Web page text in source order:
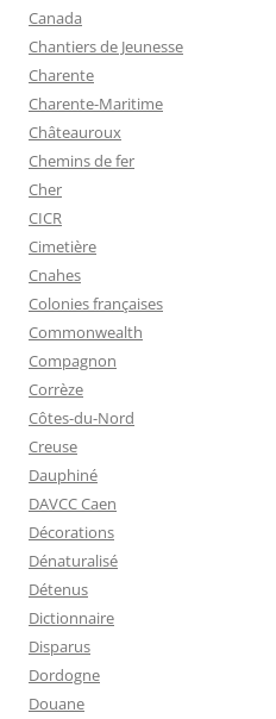
Canada
Chantiers de Jeunesse
Charente
Charente-Maritime
Châteauroux
Chemins de fer
Cher
CICR
Cimetière
Cnahes
Colonies françaises
Commonwealth
Compagnon
Corrèze
Côtes-du-Nord
Creuse
Dauphiné
DAVCC Caen
Décorations
Dénaturalisé
Détenus
Dictionnaire
Disparus
Dordogne
Douane